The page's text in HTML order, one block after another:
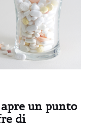
un punto
di